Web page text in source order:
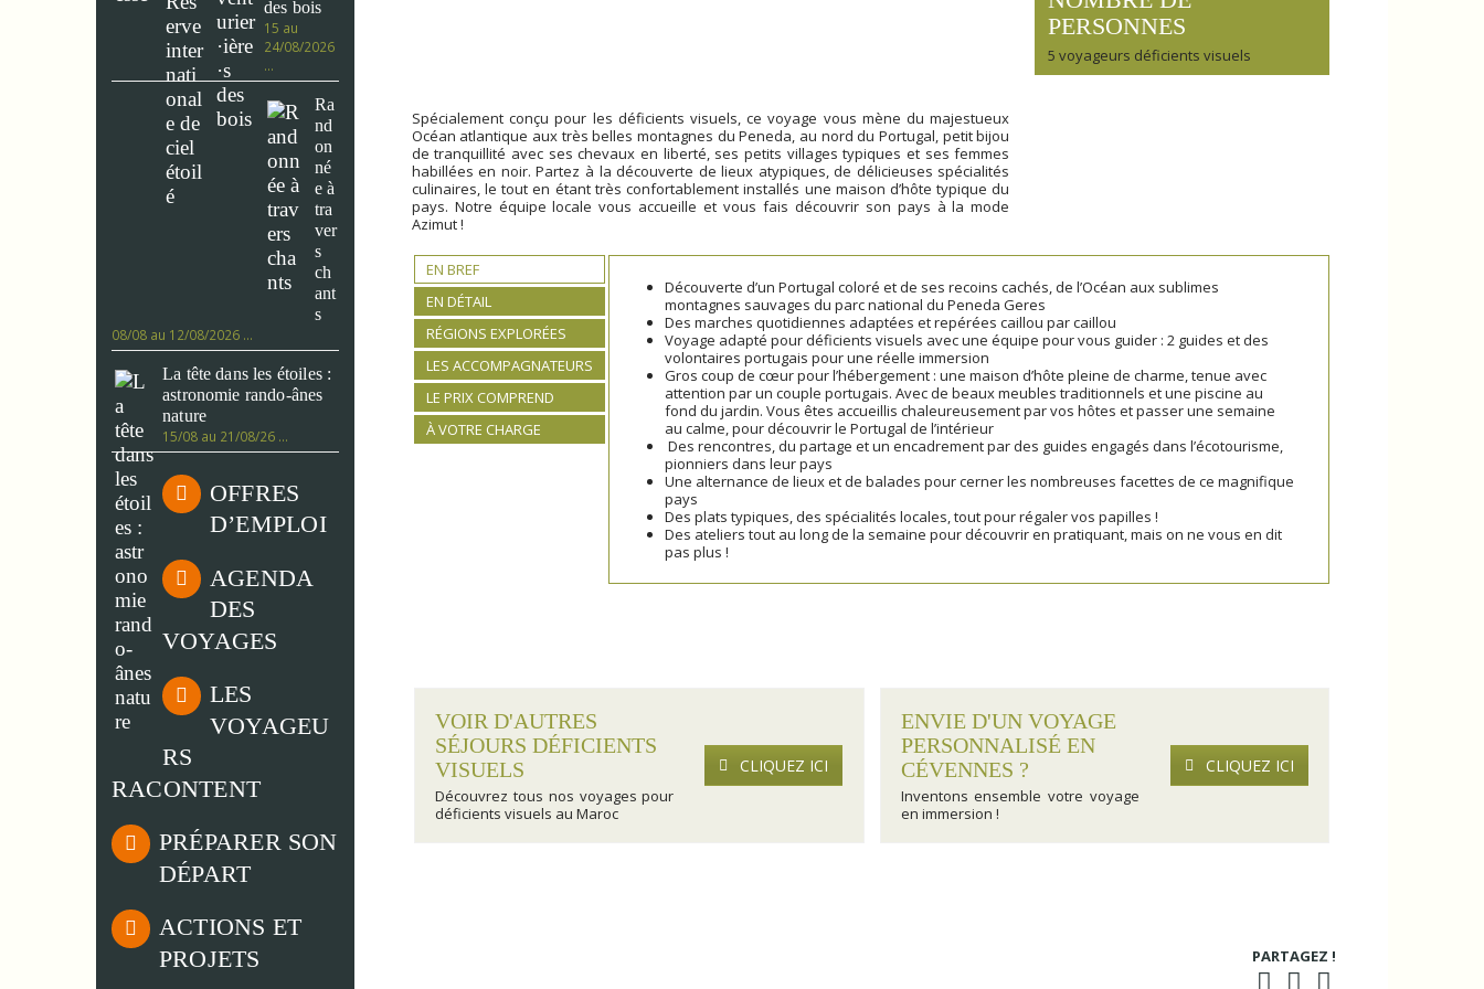
PERSONNES
5 voyageurs déficients visuels
Spécialement conçu pour les déficients visuels, ce voyage vous mène du majestueux
Océan atlantique aux très belles montagnes du Peneda, au nord du Portugal, petit bijou
de tranquillité avec ses chevaux en liberté, ses petits villages typiques et ses femmes
habillées en noir. Partez à la découverte de lieux atypiques, de délicieuses spécialités
culinaires, le tout en étant très confortablement installés une maison d’hôte typique du
pays. Notre équipe locale vous accueille et vous fais découvrir son pays à la mode
Azimut !
EN BREF
EN DÉTAIL
RÉGIONS EXPLORÉES
LES ACCOMPAGNATEURS
LE PRIX COMPREND
À VOTRE CHARGE
Découverte d’un Portugal coloré et de ses recoins cachés, de l’Océan aux sublimes
montagnes sauvages du parc national du Peneda Geres
Des marches quotidiennes adaptées et repérées caillou par caillou
Voyage adapté pour déficients visuels avec une équipe pour vous guider : 2 guides et des
volontaires portugais pour une réelle immersion
Gros coup de cœur pour l’hébergement : une maison d’hôte pleine de charme, tenue avec
attention par un couple portugais. Avec de beaux meubles traditionnels et une piscine au
fond du jardin. Vous êtes accueillis chaleureusement par vos hôtes et passer une semaine
au calme, pour découvrir le Portugal de l’intérieur
Des rencontres, du partage et un encadrement par des guides engagés dans l’écotourisme,
pionniers dans leur pays
Une alternance de lieux et de balades pour cerner les nombreuses facettes de ce magnifique
pays
Des plats typiques, des spécialités locales, tout pour régaler vos papilles !
Des ateliers tout au long de la semaine pour découvrir en pratiquant, mais on ne vous en dit
pas plus !
VOIR D'AUTRES
SÉJOURS DÉFICIENTS
VISUELS
Découvrez tous nos voyages pour
déficients visuels au Maroc
CLIQUEZ ICI
ENVIE D'UN VOYAGE
PERSONNALISÉ EN
CÉVENNES ?
Inventons ensemble votre voyage
en immersion !
CLIQUEZ ICI
PARTAGEZ !
des bois
15 au
24/08/2026
…
Ra
nd
on
né
e à
tra
ver
s
ch
ant
s
08/08 au 12/08/2026 …
La tête dans les étoiles :
astronomie rando-ânes
nature
15/08 au 21/08/26 …
OFFRES
D’EMPLOI
AGENDA
DES
VOYAGES
LES
VOYAGEU
RS
RACONTENT
PRÉPARER SON
DÉPART
ACTIONS ET
PROJETS